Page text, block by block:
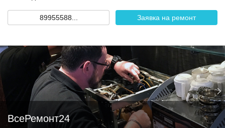
89955588... Заявка на ремонт
ВсеРемонт24